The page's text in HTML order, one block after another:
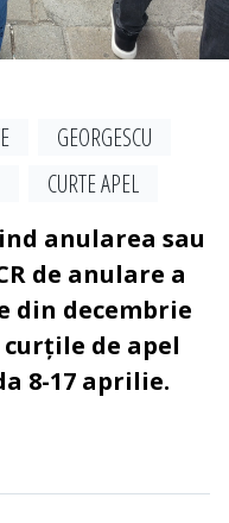
GEORGESCU
CURTE APEL
anularea sau
de anulare a
din decembrie
de apel
8-17 aprilie.